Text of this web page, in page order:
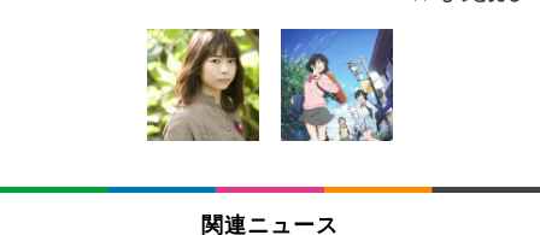
[EdoErgo] オフィスチェア 椅子 テレワーク 疲れな
い 跳ね上げ式アームレスト コンパクト 約105度ロッ
キング pc 事務椅子 360度回転 座面昇降 強化ナイロ
ン樹脂ベース 通気性メッシュ 在宅ワーク H-WY01
(黒網+黒枠+黒足)
￥5,699
SIHOO B100 オフィスチェア／デスクチェア メッシ
ュチェア 人間工学 疲れない ブラック
EIZO ビジネス向けプレミアムモニター | FlexScan
EV3240X-WT | 31.5型4K UHD・USB Type-C・ホワ
イト
￥105,595
EIZO ビジネス向けプレミアムモニター | FlexScan
Amazonベーシック ペットシーツ 薄型 レギュラー 1
回使い捨て 無香料 ホワイト 300枚
￥3,373
Amazonベーシック ペットシーツ 厚型 ワイド 42枚
x2袋(84枚) ホワイト(吸収面:ライトブルー)
関連ニュース